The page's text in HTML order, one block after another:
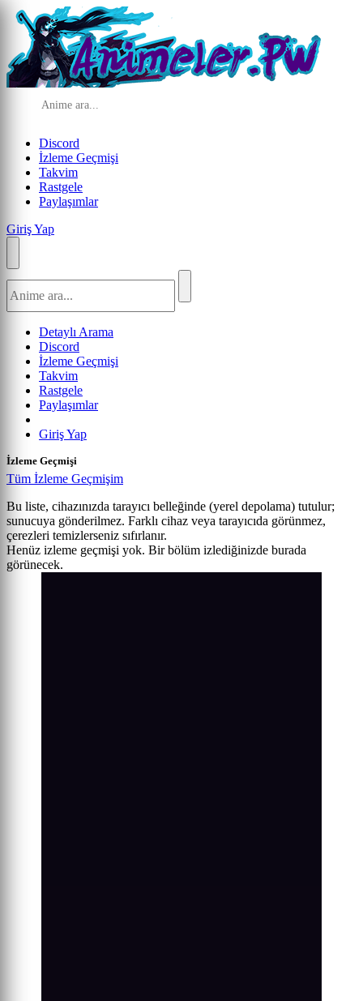
Discord
İzleme Geçmişi
Takvim
Rastgele
Paylaşımlar
Giriş Yap
Detaylı Arama
Discord
İzleme Geçmişi
Takvim
Rastgele
Paylaşımlar
Giriş Yap
İzleme Geçmişi
Tüm İzleme Geçmişim
Bu liste, cihazınızda tarayıcı belleğinde (yerel depolama) tutulur;
sunucuya gönderilmez. Farklı cihaz veya tarayıcıda görünmez,
çerezleri temizlerseniz sıfırlanır.
Henüz izleme geçmişi yok. Bir bölüm izlediğinizde burada
görünecek.